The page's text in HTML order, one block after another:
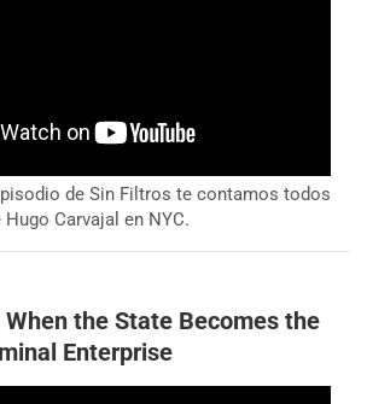
de Sin Filtros te contamos todos
Carvajal en NYC.
the State Becomes the
Enterprise